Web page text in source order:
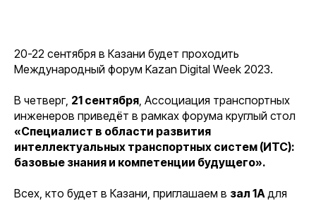
20-22 сентября в Казани будет проходить
Международный форум Kazan Digital Week 2023.
В четверг, 21 сентября, Ассоциация транспортных
инженеров приведёт в рамках форума круглый стол
«Специалист в области развития
интеллектуальных транспортных систем (ИТС):
базовые знания и компетенции будущего».
Всех, кто будет в Казани, приглашаем в зал 1Адля